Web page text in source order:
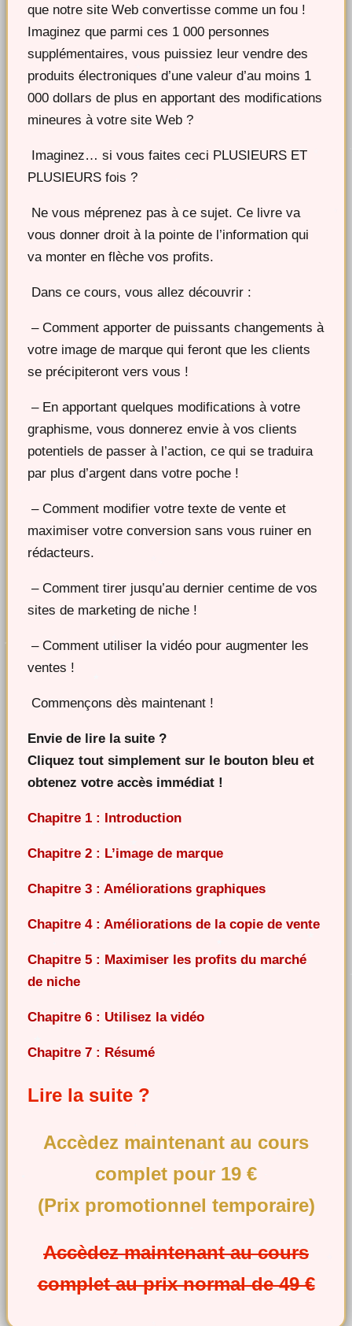
que notre site Web convertisse comme un fou !
Imaginez que parmi ces 1 000 personnes
supplémentaires, vous puissiez leur vendre des
produits électroniques d’une valeur d’au moins 1
000 dollars de plus en apportant des modifications
mineures à votre site Web ?
Imaginez… si vous faites ceci PLUSIEURS ET
PLUSIEURS fois ?
Ne vous méprenez pas à ce sujet. Ce livre va
vous donner droit à la pointe de l’information qui
va monter en flèche vos profits.
Dans ce cours, vous allez découvrir :
– Comment apporter de puissants changements à
votre image de marque qui feront que les clients
se précipiteront vers vous !
– En apportant quelques modifications à votre
graphisme, vous donnerez envie à vos clients
potentiels de passer à l’action, ce qui se traduira
par plus d’argent dans votre poche !
– Comment modifier votre texte de vente et
maximiser votre conversion sans vous ruiner en
rédacteurs.
– Comment tirer jusqu’au dernier centime de vos
sites de marketing de niche !
– Comment utiliser la vidéo pour augmenter les
ventes !
Commençons dès maintenant !
Envie de lire la suite ?
Cliquez tout simplement sur le bouton bleu et
obtenez votre accès immédiat !
Chapitre 1 : Introduction
Chapitre 2 : L’image de marque
Chapitre 3 : Améliorations graphiques
Chapitre 4 : Améliorations de la copie de vente
Chapitre 5 : Maximiser les profits du marché
de niche
Chapitre 6 : Utilisez la vidéo
Chapitre 7 : Résumé
Lire la suite ?
Accèdez maintenant au cours
complet pour 19 €
(Prix promotionnel temporaire)
Accèdez maintenant au cours
complet au prix normal de 49 €